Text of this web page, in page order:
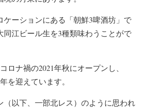
ーションにある「朝鮮3啤酒坊」で
同江ビール生を3種類味わうことがで
ロナ禍の2021年秋にオープンし、
を迎えています。
以下、一部北レス）のように思われ